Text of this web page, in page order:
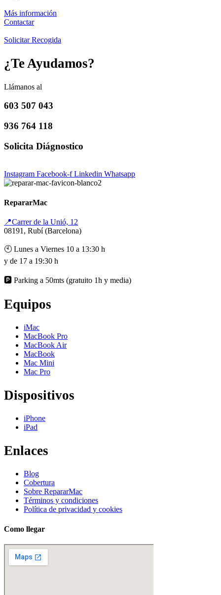
Más información
Contactar
Solicitar Recogida
¿Te Ayudamos?
Llámanos al
603 507 043
936 764 118
Solicita Diágnostico
Instagram Facebook-f Linkedin Whatsapp
RepararMac
📍Carrer de la Unió, 12
08191, Rubí (Barcelona)
🕙 Lunes a Viernes 10 a 13:30 h
y de 17 a 19:30 h
🅿️ Parking a 50mts (gratuito 1h y media)
Equipos
iMac
MacBook Pro
MacBook Air
MacBook
Mac Mini
Mac Pro
Dispositivos
iPhone
iPad
Enlaces
Blog
Cobertura
Sobre RepararMac
Términos y condiciones
Política de privacidad y cookies
Como llegar